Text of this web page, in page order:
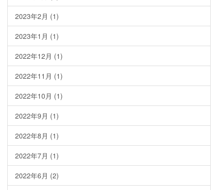
2023年2月 (1)
2023年1月 (1)
2022年12月 (1)
2022年11月 (1)
2022年10月 (1)
2022年9月 (1)
2022年8月 (1)
2022年7月 (1)
2022年6月 (2)